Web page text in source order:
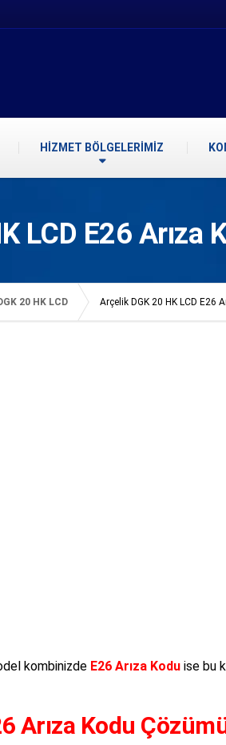
HİZMET BÖLGELERİMİZ
LCD E26 Arıza
20 HK LCD Arçelik DGK 20 HK LCD E26
kombinizde E26 Arıza Koduise bu
Arıza Kodu